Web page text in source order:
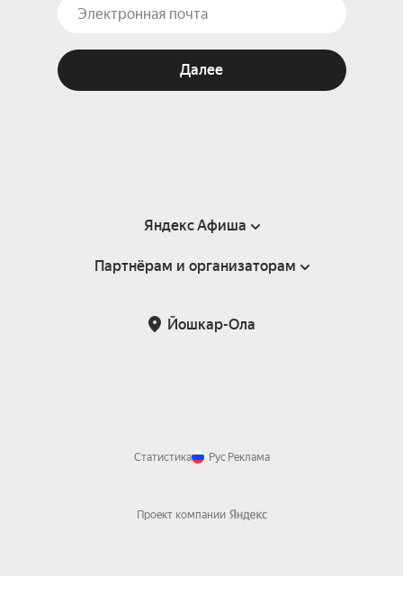
Далее
Яндекс Афиша
Справка
Подарочные сертификаты
Партнёрам и организаторам
Йошкар-Ола
Статистика Рус Реклама
Проект компании